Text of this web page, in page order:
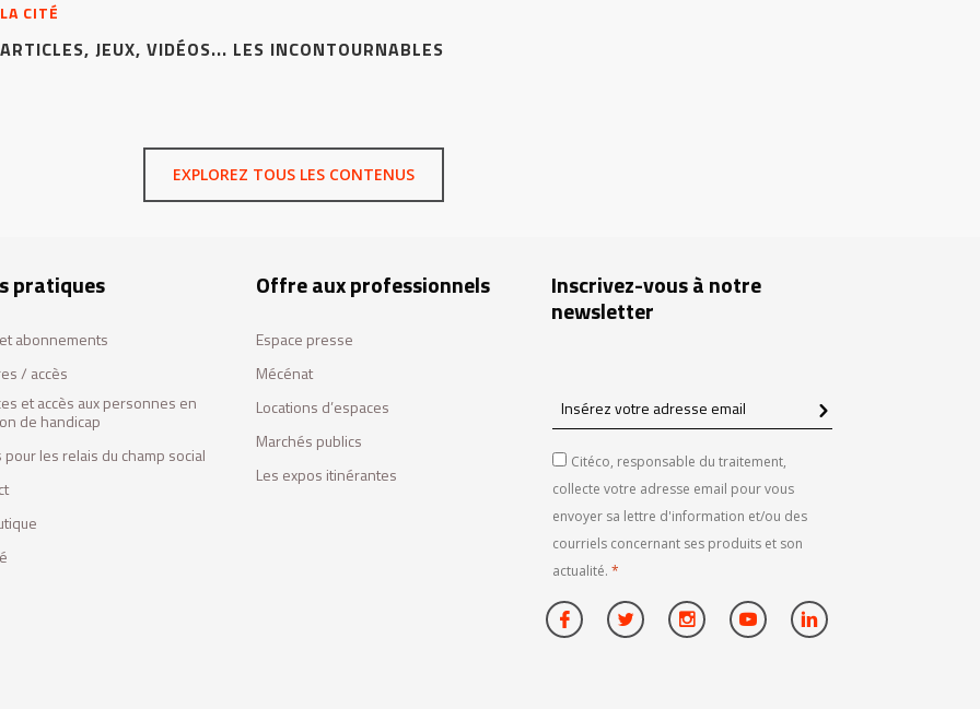
LA CITÉ
ARTICLES, JEUX, VIDÉOS... LES INCONTOURNABLES
EXPLOREZ TOUS LES CONTENUS
pratiques
abonnements
/ accès
et accès aux personnes en
de handicap
les relais du champ social
Offre aux professionnels
Espace presse
Mécénat
Locations d’espaces
Marchés publics
Les expos itinérantes
Inscrivez-vous à notre
newsletter
Insérez
votre
adresse
email
Citéco, responsable du traitement,
collecte votre adresse email pour vous
envoyer sa lettre d'information et/ou des
courriels concernant ses produits et son
actualité. *